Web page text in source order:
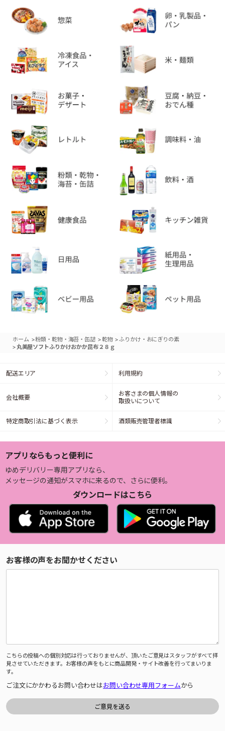
ホーム >粉類・乾物・海苔・缶詰 >乾物 >ふりかけ・おにぎりの素
> 丸美屋ソフトふりかけおかか昆布２８ｇ
配送エリア 利用規約
会社概要
お客さまの個人情報の
取扱いについて
特定商取引法に基づく表示 酒類販売管理者標識
アプリならもっと便利に
ゆめデリバリー専用アプリなら、
メッセージの通知がスマホに来るので、さらに便利。
ダウンロードはこちら
お客様の声をお聞かせください
こちらの投稿への個別対応は行っておりませんが、頂いたご意見はスタッフがすべて拝
見させていただきます。お客様の声をもとに商品開発・サイト改善を行ってまいりま
す。
ご注文にかかわるお問い合わせはお問い合わせ専用フォームから